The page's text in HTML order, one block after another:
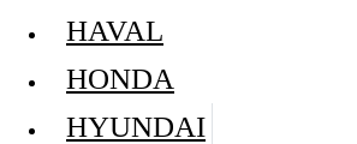
HAVAL
HONDA
HYUNDAI